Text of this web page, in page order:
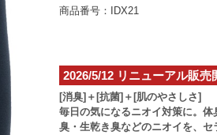
商品番号：IDX21
2026/5/12 リニューアル販売
[消臭]＋[抗菌]＋[肌のやさしさ]
毎日の気になるニオイ対策に。
臭・生乾き臭などのニオイを、